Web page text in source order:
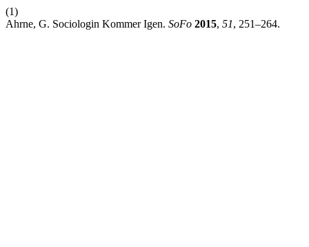
(1)
Ahrne, G. Sociologin Kommer Igen. SoFo 2015, 51, 251–264.